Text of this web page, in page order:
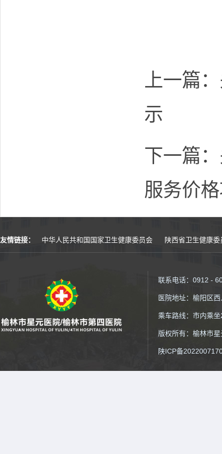
上一篇
示
下一篇
服务价
友情链接： 中华人民共和国国家卫生健康委员会 陕西省卫生健康委
联系电话：0912 -
医院地址：榆阳区
乘车路线：市内乘
版权所有：榆林市
陕ICP备